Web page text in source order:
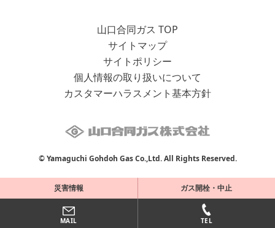
災害情報 ガス開栓・中止
MAIL TEL
山口合同ガス TOP
サイトマップ
サイトポリシー
個人情報の取り扱いについて
カスタマーハラスメント基本方針
© Yamaguchi Gohdoh Gas Co.,Ltd. All Rights Reserved.